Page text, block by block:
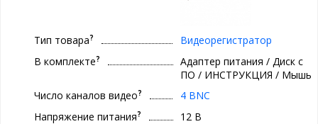
Тип товара?
Видеорегистратор
В комплекте?
Адаптер питания / Диск с
ПО / ИНСТРУКЦИЯ / Мышь
Число каналов видео?
4 BNC
Напряжение питания?
12 В